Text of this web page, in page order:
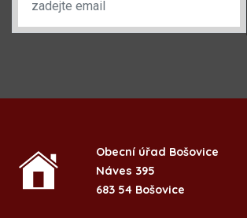
Obecní úřad Bošovice
Náves 395
683 54 Bošovice